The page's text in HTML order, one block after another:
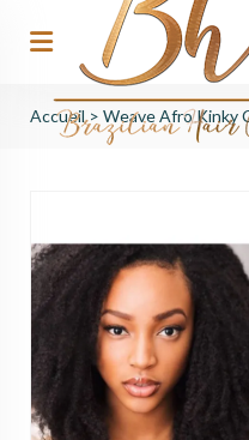
Accueil> Weave Afro Kinky